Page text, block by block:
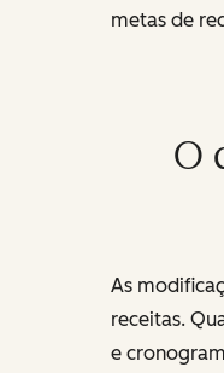
metas de
O
As
receitas.
e